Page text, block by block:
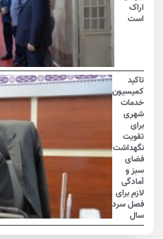
اراک
است
تاکید
کمیسیون
خدمات
شهری
برای
تقویت
نگهداشت
فضای
سبز و
آمادگی
لازم برای
فصل سرد
سال